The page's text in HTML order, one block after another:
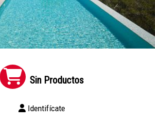
Sin Productos
Identifícate